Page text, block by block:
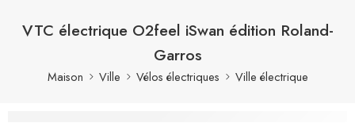
VTC électrique O2feel iSwan édition Roland-
Garros
Maison Ville Vélos électriques Ville électrique